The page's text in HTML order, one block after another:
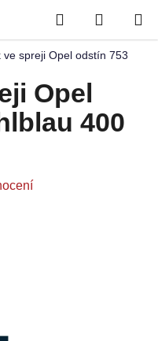
Hledat
KOŠÍK
ve spreji Opel odstín 753
Opel
400